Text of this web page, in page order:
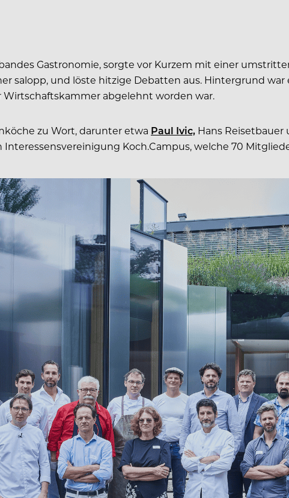
Gastronomie, sorgte vor Kurzem mit einer
salopp, und löste hitzige Debatten aus. Hintergrund
Wirtschaftskammer abgelehnt worden war.
zu Wort, darunter etwa Paul Ivic, Hans Reisetbauer
Koch.Campus, welche 70